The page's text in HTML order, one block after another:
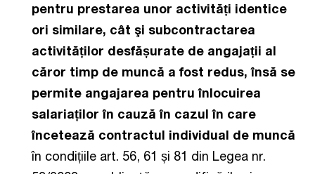
pentru prestarea unor activități identice
ori similare, cât şi subcontractarea
activităților desfășurate de angajații al
căror timp de muncă a fost redus, însă se
permite angajarea pentru înlocuirea
salariaților în cauză în cazul în care
încetează contractul individual de muncă
în condițiile art. 56, 61 și 81 din Legea nr.